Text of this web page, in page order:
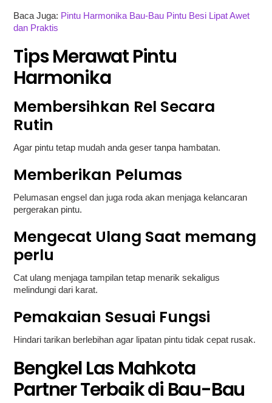
Baca Juga: Pintu Harmonika Bau-Bau Pintu Besi Lipat Awet
dan Praktis
Tips Merawat Pintu
Harmonika
Membersihkan Rel Secara
Rutin
Agar pintu tetap mudah anda geser tanpa hambatan.
Memberikan Pelumas
Pelumasan engsel dan juga roda akan menjaga kelancaran
pergerakan pintu.
Mengecat Ulang Saat memang
perlu
Cat ulang menjaga tampilan tetap menarik sekaligus
melindungi dari karat.
Pemakaian Sesuai Fungsi
Hindari tarikan berlebihan agar lipatan pintu tidak cepat rusak.
Bengkel Las Mahkota
Partner Terbaik di Bau-Bau